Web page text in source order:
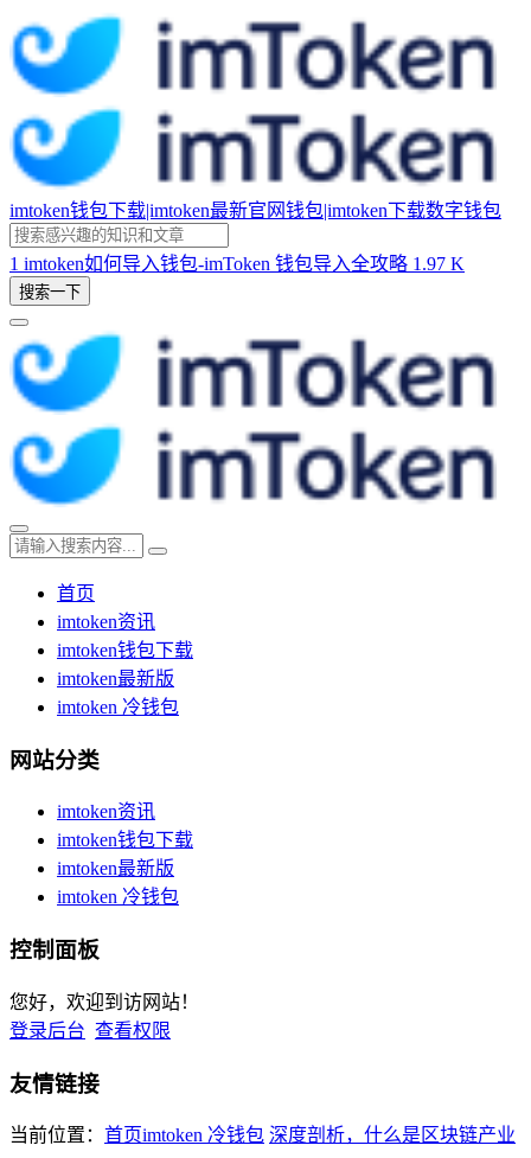
imtoken钱包下载|imtoken最新官网钱包|imtoken下载数字钱包
1 imtoken如何导入钱包-imToken 钱包导入全攻略 1.97 K
搜索一下
首页
imtoken资讯
imtoken钱包下载
imtoken最新版
imtoken 冷钱包
网站分类
imtoken资讯
imtoken钱包下载
imtoken最新版
imtoken 冷钱包
控制面板
您好，欢迎到访网站！
登录后台 查看权限
友情链接
当前位置： 首页imtoken 冷钱包 深度剖析，什么是区块链产业